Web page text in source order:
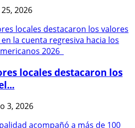
25, 2026
locales destacaron los
3, 2026